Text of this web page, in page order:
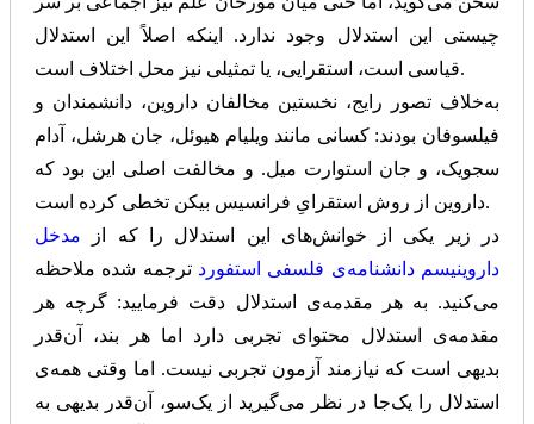
چیستی این استدلال وجود ندارد. اینکه اصلاً این استدلال
قیاسی است، استقرایی، یا تمثیلی نیز محل اختلاف است.
به‌خلاف تصور رایج، نخستین مخالفان داروین، دانشمندان و
فیلسوفان بودند: کسانی مانند ویلیام هیوئل، جان هرشل، آدام
سجویک، و جان استوارت میل. و مخالفت اصلی‌ این بود که
داروین از روش استقرایِ فرانسیس بیکن تخطی کرده است.
در زیر یکی از خوانش‌های این استدلال را که از مدخل
داروینیسم دانشنامه‌ی فلسفی استفورد ترجمه شده ملاحظه
می‌کنید. به هر مقدمه‌ی استدلال دقت فرمایید: گرچه هر
مقدمه‌ی استدلال محتوای تجربی دارد اما هر بند، آن‌قدر
بدیهی است که نیازمند آزمون تجربی نیست. اما وقتی همه‌ی
استدلال را یک‌جا در نظر می‌گیرید از یک‌سو، آن‌قدر بدیهی به